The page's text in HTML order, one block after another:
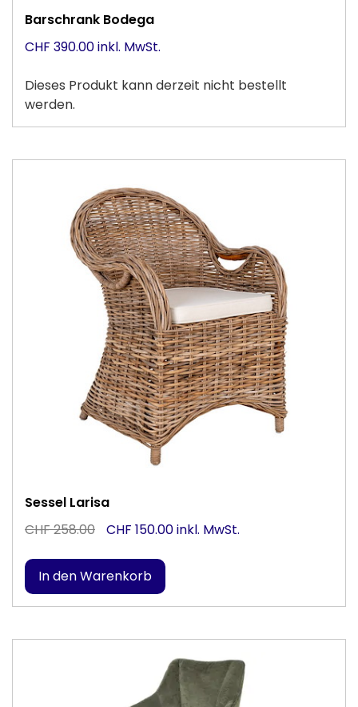
Barschrank Bodega
CHF 390.00 inkl. MwSt.
Dieses Produkt kann derzeit nicht bestellt
werden.
Sessel Larisa
CHF 258.00
CHF 150.00 inkl. MwSt.